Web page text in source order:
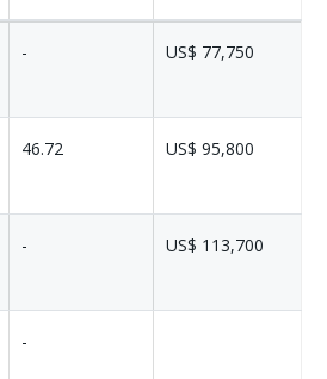
- US$ 77,750
46.72 US$ 95,800
- US$ 113,700
-